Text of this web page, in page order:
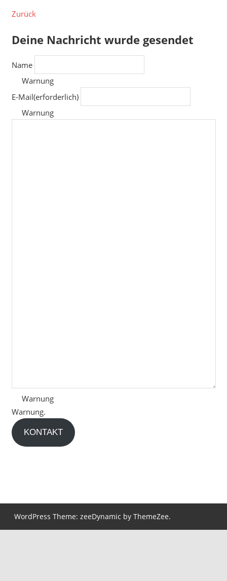
Zurück
Deine Nachricht wurde gesendet
Name
Warnung
E-Mail(erforderlich)
Warnung
Warnung
Warnung.
KONTAKT
WordPress Theme: zeeDynamic by ThemeZee.